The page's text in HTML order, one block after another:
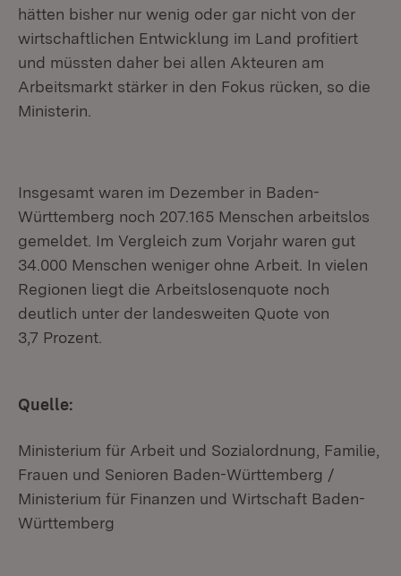
hätten bisher nur wenig oder gar nicht von der
wirtschaftlichen Entwicklung im Land profitiert
und müssten daher bei allen Akteuren am
Arbeitsmarkt stärker in den Fokus rücken, so die
Ministerin.
Insgesamt waren im Dezember in Baden-
Württemberg noch 207.165 Menschen arbeitslos
gemeldet. Im Vergleich zum Vorjahr waren gut
34.000 Menschen weniger ohne Arbeit. In vielen
Regionen liegt die Arbeitslosenquote noch
deutlich unter der landesweiten Quote von
3,7 Prozent.
Quelle:
Ministerium für Arbeit und Sozialordnung, Familie,
Frauen und Senioren Baden-Württemberg /
Ministerium für Finanzen und Wirtschaft Baden-
Württemberg